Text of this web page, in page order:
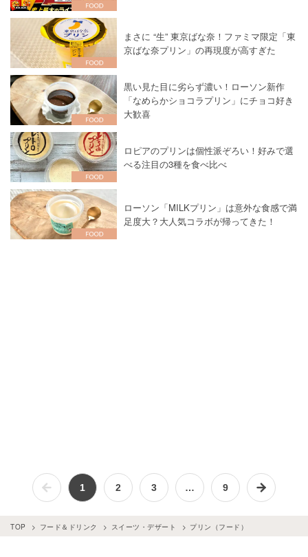
まさに “生” 東京ばな奈！ファミマ限定「東
京ばな奈プリン」の再現度が高すぎた
黒い見た目に劣らず濃い！ローソン新作
「なめらかショコラプリン」にチョコ好き
大歓喜
ロピアのプリンは個性派ぞろい！好みで選
べる注目の3種を食べ比べ
ローソン「MILKプリン」は意外な食感で満
足度大？大人気コラボが帰ってきた！
1 2 3 … 9
TOP フード＆ドリンク スイーツ・デザート プリン（フード）